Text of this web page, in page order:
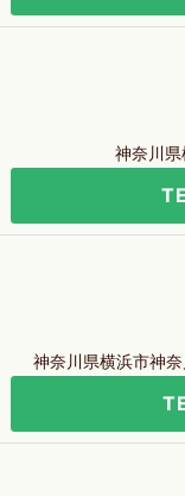
神奈川
神奈川県横浜市神